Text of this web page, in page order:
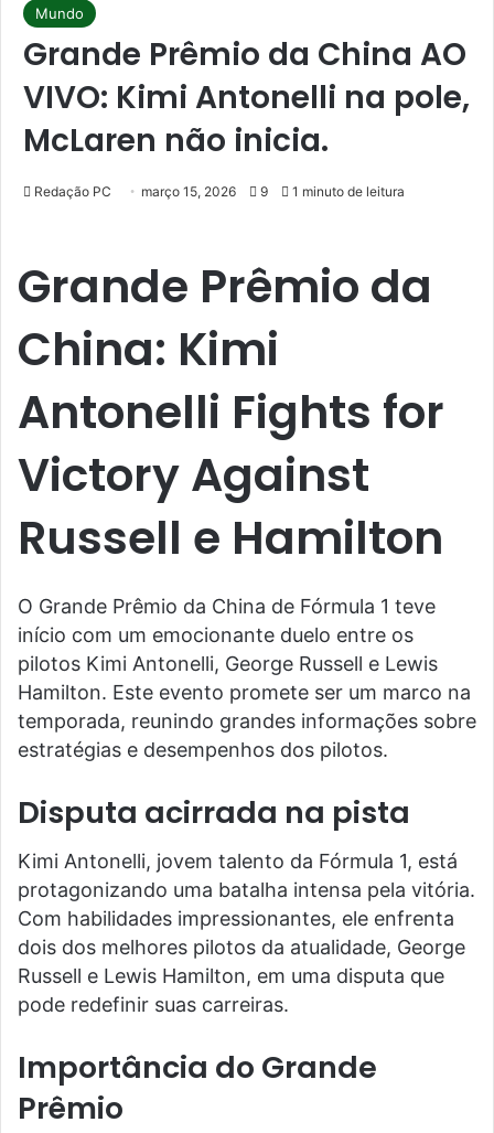
Mundo
Grande Prêmio da China AO
VIVO: Kimi Antonelli na pole,
McLaren não inicia.
Redação PC março 15, 2026 9 1 minuto de leitura
Grande Prêmio da
China: Kimi
Antonelli Fights for
Victory Against
Russell e Hamilton
O Grande Prêmio da China de Fórmula 1 teve
início com um emocionante duelo entre os
pilotos Kimi Antonelli, George Russell e Lewis
Hamilton. Este evento promete ser um marco na
temporada, reunindo grandes informações sobre
estratégias e desempenhos dos pilotos.
Disputa acirrada na pista
Kimi Antonelli, jovem talento da Fórmula 1, está
protagonizando uma batalha intensa pela vitória.
Com habilidades impressionantes, ele enfrenta
dois dos melhores pilotos da atualidade, George
Russell e Lewis Hamilton, em uma disputa que
pode redefinir suas carreiras.
Importância do Grande
Prêmio